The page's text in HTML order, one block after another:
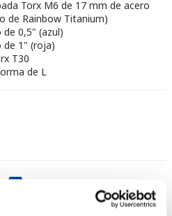
Torx M6 de 17 mm de acero
de Rainbow Titanium)
0,5" (azul)
de 1" (roja)
T30
de L